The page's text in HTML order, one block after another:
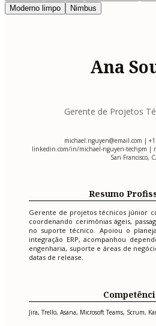
Moderno limpo
Nimbus
Ana
Gerente de Projetos
michael.nguyen@email.com |
linkedin.com/in/michael-nguyen-techpm |
San Francisco,
Resumo
Gerente de projetos técnicos júnior
coordenando cerimônias ágeis,
no suporte técnico. Apoiou o
integração ERP, acompanhou
engenharia, suporte e áreas de
datas de release.
Jira, Trello, Asana, Microsoft Teams, Scrum,